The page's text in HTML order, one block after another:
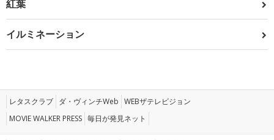
紅葉
イルミネーション
レタスクラブ ダ・ヴィンチWeb WEBザテレビジョン
MOVIE WALKER PRESS 毎日が発見ネット